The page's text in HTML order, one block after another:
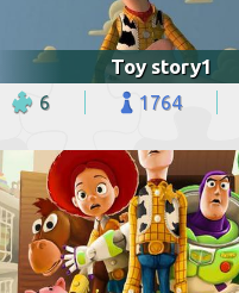
Toy story1
6 1764